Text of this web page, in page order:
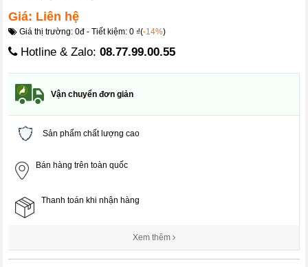
Giá: Liên hệ
Giá thị trường: 0đ - Tiết kiệm: 0 ₫(-14%)
Hotline & Zalo:08.77.99.00.55
Vận chuyển đơn giản
Sản phẩm chất lượng cao
Bán hàng trên toàn quốc
Thanh toán khi nhận hàng
Xem thêm